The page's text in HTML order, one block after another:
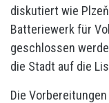
diskutiert wie
Batteriewerk für
geschlossen
die Stadt auf die
Die